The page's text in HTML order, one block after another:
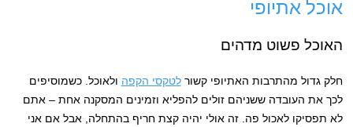
אוכל אתיופי
האוכל פשוט מדהים
חלק גדול מהתרבות האתיופי קשורלטקסי הקפה ולאוכל. כשמוסיפים
לכך את העובדה ששניהם זולים להפליא וזמינים המסקנה אחת – אתם
לא תפסיקו לאכול פה. זה אולי יהיה קצת חריף בהתחלה, אבל אם אני